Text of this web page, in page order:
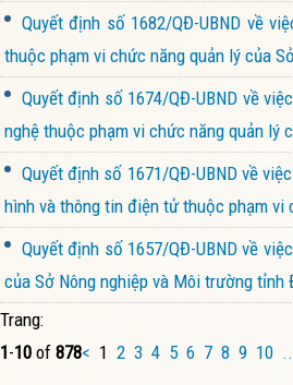
Quyết định số 1682/QĐ-UBND về
thuộc phạm vi chức năng quản lý của
Quyết định số 1674/QĐ-UBND về
nghệ thuộc phạm vi chức năng quản lý
Quyết định số 1671/QĐ-UBND về
hình và thông tin điện tử thuộc phạm vi
Quyết định số 1657/QĐ-UBND về
của Sở Nông nghiệp và Môi trường tỉnh
Trang:
1-10 of 878< 1 2 3 4 5 6 7 8 9 10